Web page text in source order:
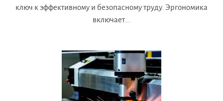
ключ к эффективному и безопасному труду. Эргономика
включает...